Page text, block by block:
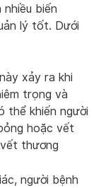
biến
lý tốt. Dưới
xảy ra khi
trọng và
thể khiến người
hoặc vết
thương
người bệnh